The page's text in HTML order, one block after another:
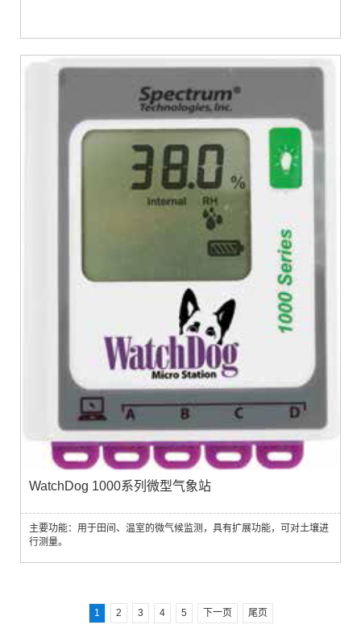
WatchDog 1000系列微型气象站
主要功能：用于田间、温室的微气候监测，具有扩展功能，可对土壤进
行测量。
1 2 3 4 5 下一页 尾页